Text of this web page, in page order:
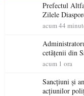
Prefectul
Zilele
acum 44
cetățenii din
acum 1 ora
Sancțiuni și
acțiunilor